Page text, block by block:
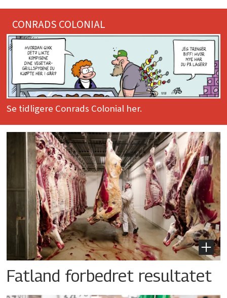
CONRADS COLONIAL
Se tidligere Conrads Colonial her.
Fatland forbedret resultatet